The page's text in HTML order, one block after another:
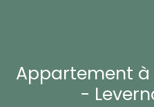
Appartement à
-